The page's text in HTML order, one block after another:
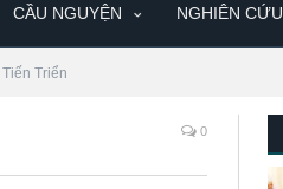
CẦU NGUYỆN NGHIÊN CỨU
Triển
0